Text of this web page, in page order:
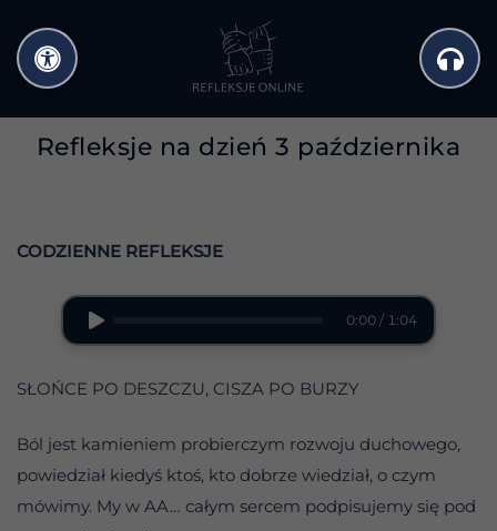
do
treści
Refleksje na dzień 3 października
CODZIENNE REFLEKSJE
0:00 / 1:04
SŁOŃCE PO DESZCZU, CISZA PO BURZY
Ból jest kamieniem probierczym rozwoju duchowego,
powiedział kiedyś ktoś, kto dobrze wiedział, o czym
mówimy. My w AA… całym sercem podpisujemy się pod